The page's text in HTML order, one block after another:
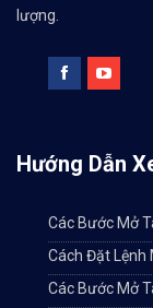
lượng.
Hướng Dẫn
Các Bước Mở
Cách Đặt Lệnh
Các Bước Mở